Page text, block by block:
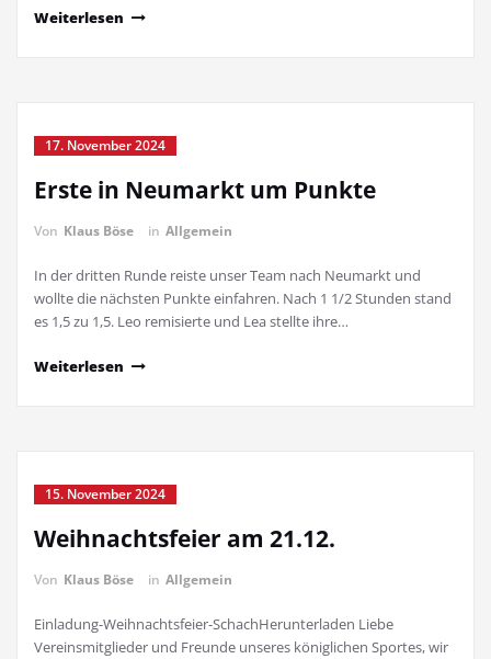
Weiterlesen
17. November 2024
Erste in Neumarkt um Punkte
Von Klaus Böse in Allgemein
In der dritten Runde reiste unser Team nach Neumarkt und
wollte die nächsten Punkte einfahren. Nach 1 1/2 Stunden stand
es 1,5 zu 1,5. Leo remisierte und Lea stellte ihre…
Weiterlesen
15. November 2024
Weihnachtsfeier am 21.12.
Von Klaus Böse in Allgemein
Einladung-Weihnachtsfeier-SchachHerunterladen Liebe
Vereinsmitglieder und Freunde unseres königlichen Sportes, wir